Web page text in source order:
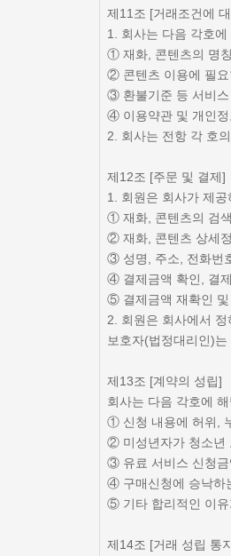
제11조 [거래조건에
1. 회사는 다음 각호
① 재화, 콘텐츠의 명
② 콘텐츠 이용에 필요
③ 환불기준 등 서비스
④ 이용약관 및 개인정
2. 회사는 전항 각 호
제12조 [주문 및 결제]
1. 회원은 회사가 제
① 재화, 콘텐츠의 검
② 재화, 콘텐츠 상세
③ 성명, 주소, 전화번
④ 결제금액 확인, 결
⑤ 결제금액 재확인 및
2. 회원은 회사에서
보호자(법정대리인)
제13조 [계약의 성립]
회사는 다음 각호에
① 신청 내용에 허위,
② 미성년자가 청소년
③ 유료 서비스 신청금
④ 구매신청에 승낙하
⑤ 기타 합리적인 이유
제14조 [거래 성립 통